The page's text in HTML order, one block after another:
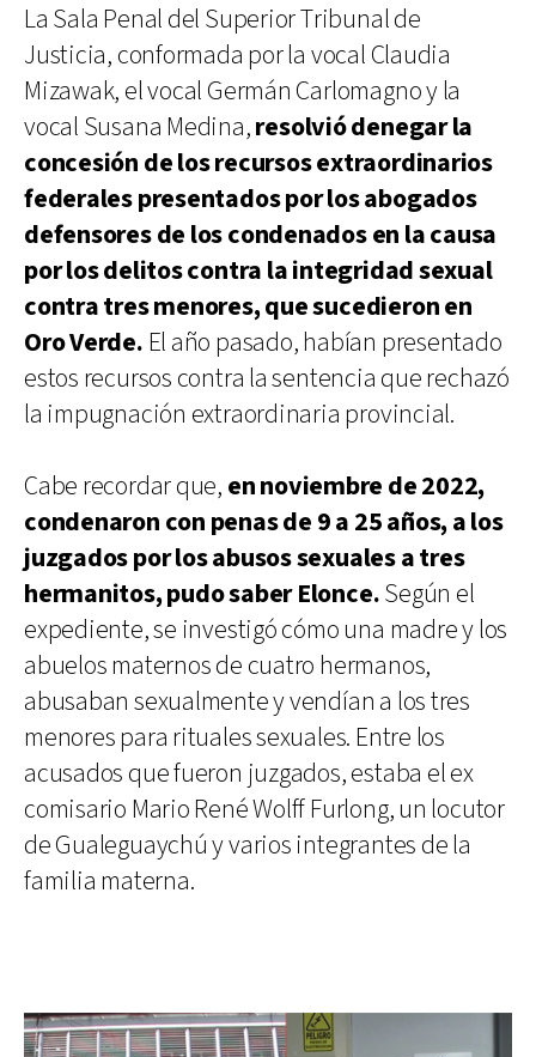
La Sala Penal del Superior Tribunal de
Justicia, conformada por la vocal Claudia
Mizawak, el vocal Germán Carlomagno y la
vocal Susana Medina,resolvió denegar la
concesión de los recursos extraordinarios
federalespresentados por los abogados
defensores de los condenados en la causa
por los delitos contra la integridad sexual
contra tres menores, que sucedieron en
Oro Verde. El año pasado, habían presentado
estos recursos contra la sentencia que rechazó
la impugnación extraordinaria provincial.
Cabe recordar que, en noviembre de 2022,
condenaron con penas de 9 a 25 años, a los
juzgados por los abusos sexuales a tres
hermanitos, pudo saber Elonce.Según el
expediente, se investigó cómo una madre y los
abuelos maternos de cuatro hermanos,
abusaban sexualmente y vendían a los tres
menores para rituales sexuales. Entre los
acusados que fueron juzgados, estaba el ex
comisario Mario René Wolff Furlong, un locutor
de Gualeguaychú y varios integrantes de la
familia materna.